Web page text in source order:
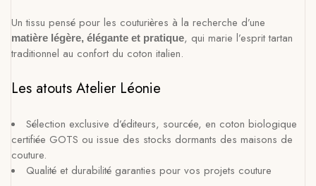
Un tissu pensé pour les couturières à la recherche d’une
matière légère, élégante et pratique, qui marie l’esprit tartan
traditionnel au confort du coton italien.
Les atouts Atelier Léonie
Sélection exclusive d’éditeurs, sourcée, en coton biologique
certifiée GOTS ou issue des stocks dormants des maisons de
couture.
Qualité et durabilité garanties pour vos projets couture